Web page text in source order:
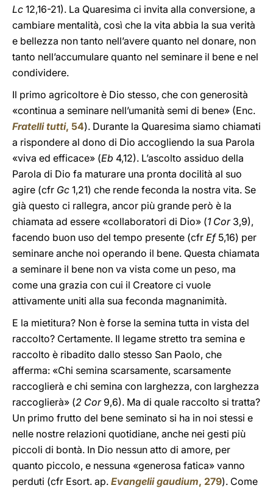
Lc 12,16-21). La Quaresima ci invita alla conversione, a
cambiare mentalità, così che la vita abbia la sua verità
e bellezza non tanto nell’avere quanto nel donare, non
tanto nell’accumulare quanto nel seminare il bene e nel
condividere.
Il primo agricoltore è Dio stesso, che con generosità
«continua a seminare nell’umanità semi di bene» (Enc.
Fratelli tutti, 54). Durante la Quaresima siamo chiamati
a rispondere al dono di Dio accogliendo la sua Parola
«viva ed efficace» (Eb 4,12). L’ascolto assiduo della
Parola di Dio fa maturare una pronta docilità al suo
agire (cfr Gc 1,21) che rende feconda la nostra vita. Se
già questo ci rallegra, ancor più grande però è la
chiamata ad essere «collaboratori di Dio» (1 Cor3,9),
facendo buon uso del tempo presente (cfr Ef5,16) per
seminare anche noi operando il bene. Questa chiamata
a seminare il bene non va vista come un peso, ma
come una grazia con cui il Creatore ci vuole
attivamente uniti alla sua feconda magnanimità.
E la mietitura? Non è forse la semina tutta in vista del
raccolto? Certamente. Il legame stretto tra semina e
raccolto è ribadito dallo stesso San Paolo, che
afferma: «Chi semina scarsamente, scarsamente
raccoglierà e chi semina con larghezza, con larghezza
raccoglierà» (2 Cor9,6). Ma di quale raccolto si tratta?
Un primo frutto del bene seminato si ha in noi stessi e
nelle nostre relazioni quotidiane, anche nei gesti più
piccoli di bontà. In Dio nessun atto di amore, per
quanto piccolo, e nessuna «generosa fatica» vanno
perduti (cfr Esort. ap. Evangelii gaudium, 279). Come